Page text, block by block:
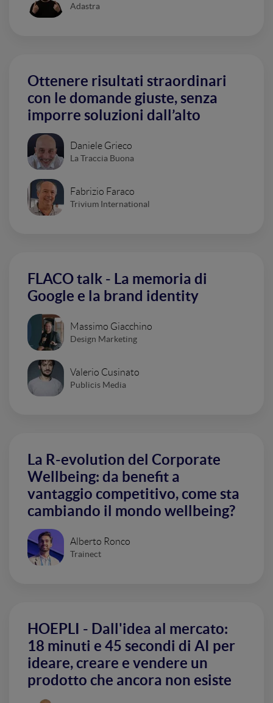
Adastra
Ottenere risultati straordinari
con le domande giuste, senza
imporre soluzioni dall’alto
Daniele Grieco
La Traccia Buona
Fabrizio Faraco
Trivium International
FLACO talk - La memoria di
Google e la brand identity
Massimo Giacchino
Design Marketing
Valerio Cusinato
Publicis Media
La R-evolution del Corporate
Wellbeing: da benefit a
vantaggio competitivo, come sta
cambiando il mondo wellbeing?
Alberto Ronco
Trainect
HOEPLI - Dall'idea al mercato:
18 minuti e 45 secondi di AI per
ideare, creare e vendere un
prodotto che ancora non esiste